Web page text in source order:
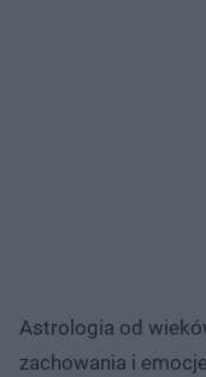
Astrologia od
zachowania i